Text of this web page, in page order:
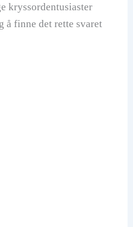
kryssordentusiaster
å finne det rette svaret